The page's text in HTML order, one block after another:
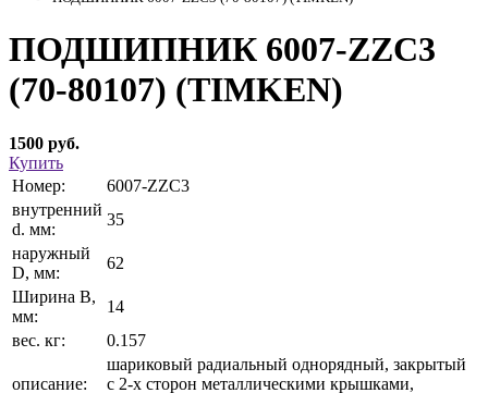
ПОДШИПНИК 6007-ZZC3
(70-80107) (TIMKEN)
1500 руб.
Купить
Номер:
6007-ZZC3
внутренний
d. мм:
35
наружный
D, мм:
62
Ширина В,
мм:
14
вес. кг:
0.157
описание:
шариковый радиальный однорядный, закрытый
с 2-х сторон металлическими крышками,